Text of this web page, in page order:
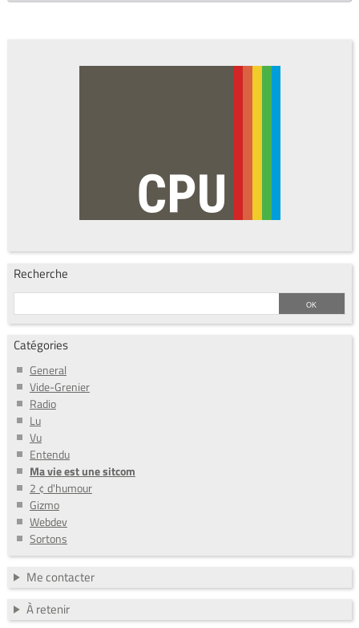
Recherche
Catégories
General
Vide-Grenier
Radio
Lu
Vu
Entendu
Ma vie est une sitcom
2 ¢ d'humour
Gizmo
Webdev
Sortons
Me contacter
À retenir